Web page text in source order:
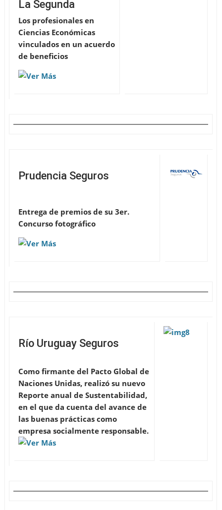
La Segunda
Los profesionales en
Ciencias Económicas
vinculados en un acuerdo
de beneficios
Prudencia Seguros
Entrega de premios de su 3er.
Concurso fotográfico
Río Uruguay Seguros
Como firmante del Pacto Global de
Naciones Unidas, realizó su nuevo
Reporte anual de Sustentabilidad,
en el que da cuenta del avance de
las buenas prácticas como
empresa socialmente responsable.